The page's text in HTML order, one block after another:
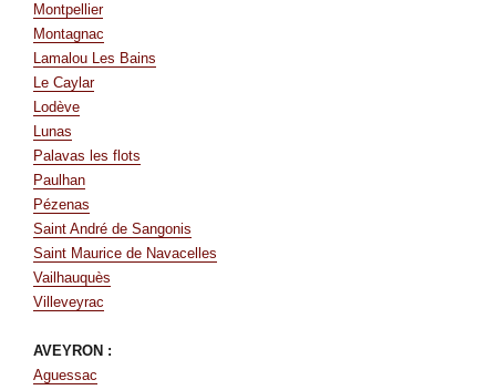
Montpellier
Montagnac
Lamalou Les Bains
Le Caylar
Lodève
Lunas
Palavas les flots
Paulhan
Pézenas
Saint André de Sangonis
Saint Maurice de Navacelles
Vailhauquès
Villeveyrac
AVEYRON :
Aguessac